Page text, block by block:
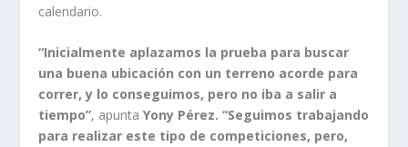
calendario.
“Inicialmente aplazamos la prueba para buscar
una buena ubicación con un terreno acorde para
correr, y lo conseguimos, pero no iba a salir a
tiempo”, apuntaYony Pérez. “Seguimos trabajando
para realizar este tipo de competiciones, pero,